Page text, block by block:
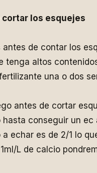
los esquejes
antes de contar los
tenga altos
una o dos
antes de cortar
hasta conseguir un
a echar es de 2/1 lo
L de calcio